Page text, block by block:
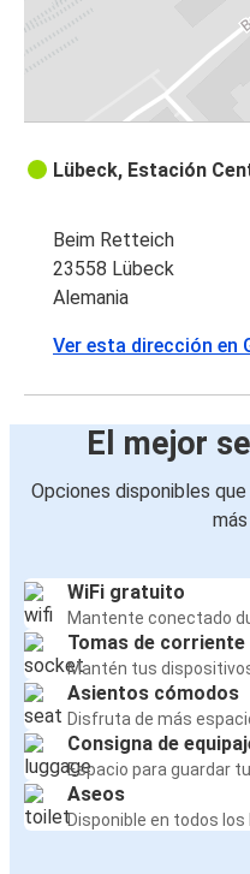
Lübeck, Estación
Beim Retteich
23558 Lübeck
Alemania
Ver esta dirección en
El mejor
Opciones disponibles
WiFi gratuito
Mantente conectado
Tomas de corriente
Mantén tus
Asientos cómodos
Disfruta de más
Consigna de
Espacio para guardar
Aseos
Disponible en todos los